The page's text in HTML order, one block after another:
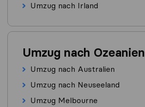
Umzug nach Irland
Umzug nach Ozeanien
Umzug nach Australien
Umzug nach Neuseeland
Umzug Melbourne